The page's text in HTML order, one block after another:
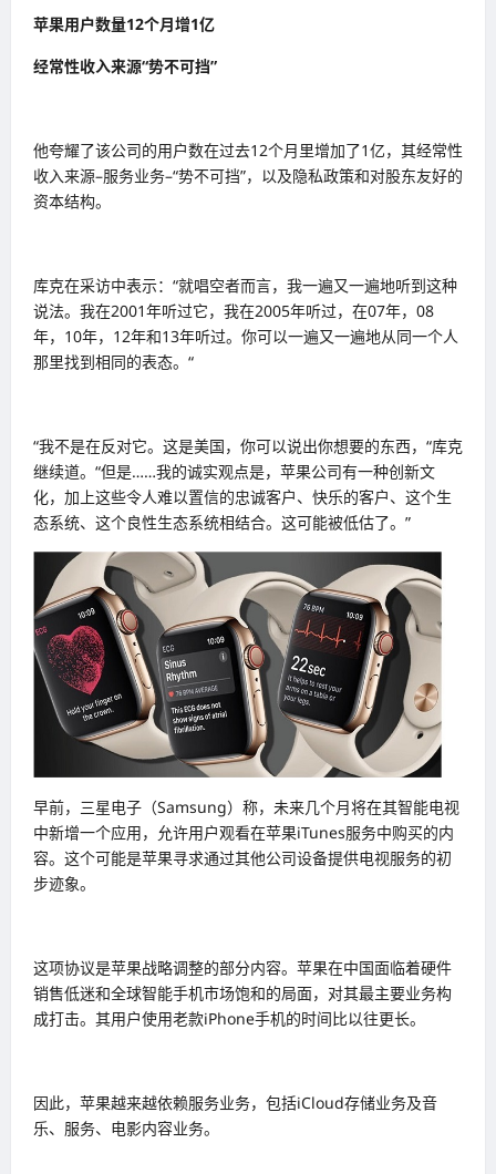
苹果用户数量12个月增1亿
经常性收入来源“势不可挡”
他夸耀了该公司的用户数在过去12个月里增加了1亿，其经常性
收入来源–服务业务–“势不可挡”，以及隐私政策和对股东友好的
资本结构。
库克在采访中表示：“就唱空者而言，我一遍又一遍地听到这种
说法。我在2001年听过它，我在2005年听过，在07年，08
年，10年，12年和13年听过。你可以一遍又一遍地从同一个人
那里找到相同的表态。“
“我不是在反对它。这是美国，你可以说出你想要的东西，“库克
继续道。“但是……我的诚实观点是，苹果公司有一种创新文
化，加上这些令人难以置信的忠诚客户、快乐的客户、这个生
态系统、这个良性生态系统相结合。这可能被低估了。”
早前，三星电子（Samsung）称，未来几个月将在其智能电视
中新增一个应用，允许用户观看在苹果iTunes服务中购买的内
容。这个可能是苹果寻求通过其他公司设备提供电视服务的初
步迹象。
这项协议是苹果战略调整的部分内容。苹果在中国面临着硬件
销售低迷和全球智能手机市场饱和的局面，对其最主要业务构
成打击。其用户使用老款iPhone手机的时间比以往更长。
因此，苹果越来越依赖服务业务，包括iCloud存储业务及音
乐、服务、电影内容业务。